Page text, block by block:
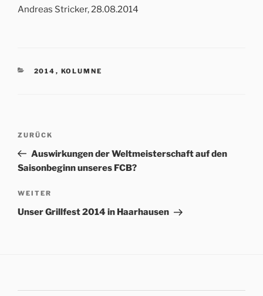
Andreas Stricker, 28.08.2014
KATEGORIEN
2014 , KOLUMNE
Beitrags-
Vorheriger
Beitrag
ZURÜCK
Auswirkungen der Weltmeisterschaft auf den
Saisonbeginn unseres FCB?
Nächster
Beitrag
WEITER
Unser Grillfest 2014 in Haarhausen